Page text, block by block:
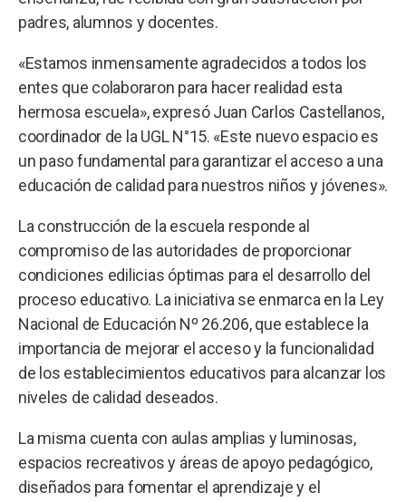
padres, alumnos y docentes.
«Estamos inmensamente agradecidos a todos los
entes que colaboraron para hacer realidad esta
hermosa escuela», expresó Juan Carlos Castellanos,
coordinador de la UGL N°15. «Este nuevo espacio es
un paso fundamental para garantizar el acceso a una
educación de calidad para nuestros niños y jóvenes».
La construcción de la escuela responde al
compromiso de las autoridades de proporcionar
condiciones edilicias óptimas para el desarrollo del
proceso educativo. La iniciativa se enmarca en la Ley
Nacional de Educación Nº 26.206, que establece la
importancia de mejorar el acceso y la funcionalidad
de los establecimientos educativos para alcanzar los
niveles de calidad deseados.
La misma cuenta con aulas amplias y luminosas,
espacios recreativos y áreas de apoyo pedagógico,
diseñados para fomentar el aprendizaje y el